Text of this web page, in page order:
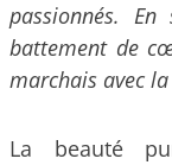
passionnés.
battement de
marchais avec
La beauté